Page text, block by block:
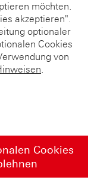
möchten.
akzeptieren".
optionaler
Cookies
von
.
Cookies